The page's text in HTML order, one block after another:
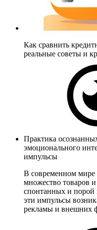
Как сравнить
реальные советы и
Практика
эмоционального
импульсы
В современном мире
множество товаров и
спонтанных и порой
эти импульсы
рекламы и внешних